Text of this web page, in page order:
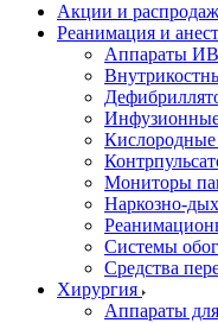
Акции и
Реанимация и
Аппараты
Кислородные
Мониторы
Наркозно-
Системы
Средства
Хирургия
Аппараты